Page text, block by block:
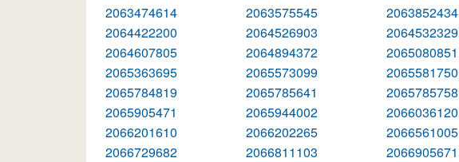
2063474614
2063575545 2063852434
2064422200
2064526903 2064532329
2064607805
2064894372 2065080851
2065363695
2065573099 2065581750
2065784819
2065785641 2065785758
2065905471
2065944002 2066036120
2066201610
2066202265 2066561005
2066729682
2066811103 2066905671